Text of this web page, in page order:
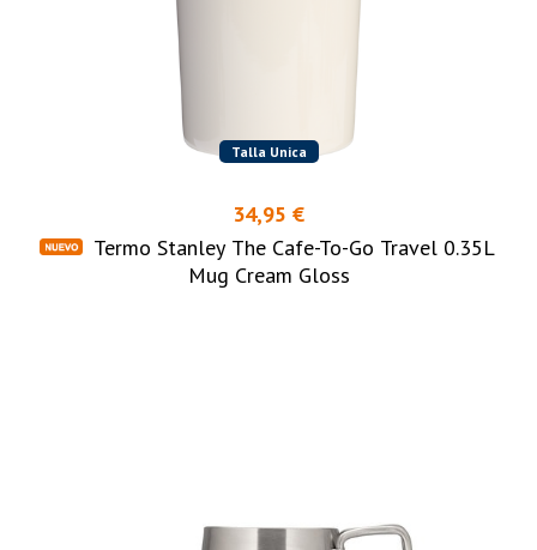
Talla Unica
34,95 €
Termo Stanley The Cafe-To-Go Travel 0.35L
Mug Cream Gloss